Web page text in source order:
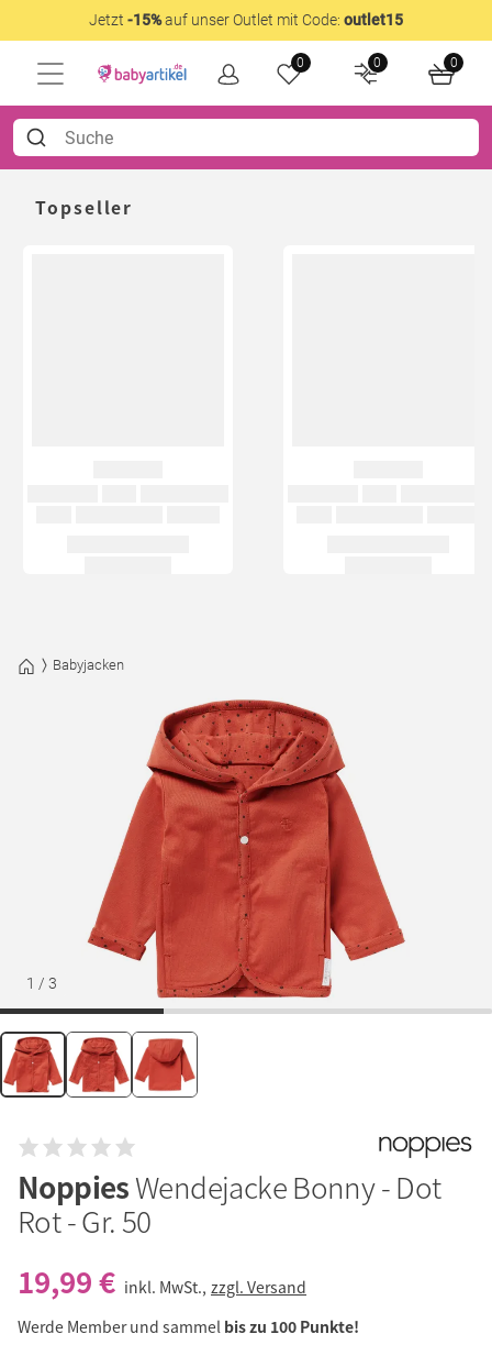
Jetzt -15%auf unser Outlet mit Code: outlet15
0 0 0
Topseller
Babyjacken
1 / 3
NoppiesWendejacke Bonny - Dot
Rot - Gr. 50
19,99 € inkl. MwSt., zzgl. Versand
Werde Member und sammel bis zu 100 Punkte!